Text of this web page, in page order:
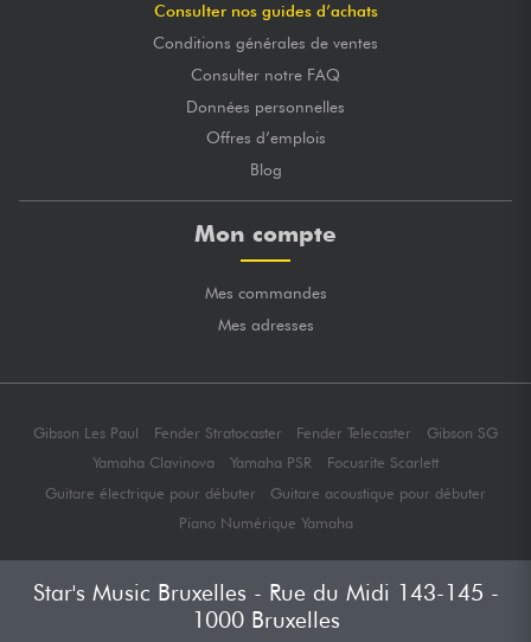
Consulter nos guides d’achats
Conditions générales de ventes
Consulter notre FAQ
Données personnelles
Offres d’emplois
Blog
Mon compte
Mes commandes
Mes adresses
Gibson Les Paul Fender Stratocaster Fender Telecaster
Gibson SG
Yamaha Clavinova
Yamaha PSR
Focusrite Scarlett
Guitare électrique pour débuter
Guitare acoustique pour débuter
Piano Numérique Yamaha
Star's Music Bruxelles - Rue du Midi 143-145 -
1000 Bruxelles